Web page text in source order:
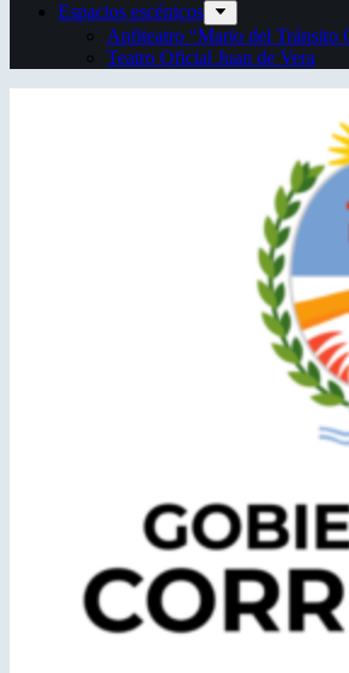
Espacios escénicos
Anfiteatro “Mario del Tránsito
Teatro Oficial Juan de Vera